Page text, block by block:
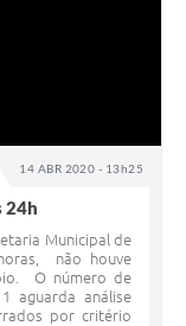
14 ABR 2020 - 13h25
24h
Municipal de
não houve
O número de
aguarda análise
por critério